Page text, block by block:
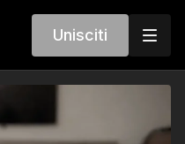
Unisciti